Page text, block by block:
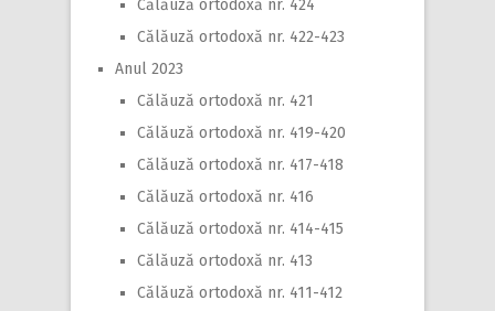
Călăuză ortodoxă nr. 424
Călăuză ortodoxă nr. 422-423
Anul 2023
Călăuză ortodoxă nr. 421
Călăuză ortodoxă nr. 419-420
Călăuză ortodoxă nr. 417-418
Călăuză ortodoxă nr. 416
Călăuză ortodoxă nr. 414-415
Călăuză ortodoxă nr. 413
Călăuză ortodoxă nr. 411-412